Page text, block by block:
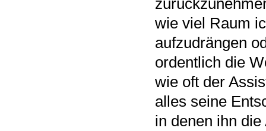
wie viel Raum
aufzudrängen
ordentlich die
wie oft der
alles seine
in denen ihn